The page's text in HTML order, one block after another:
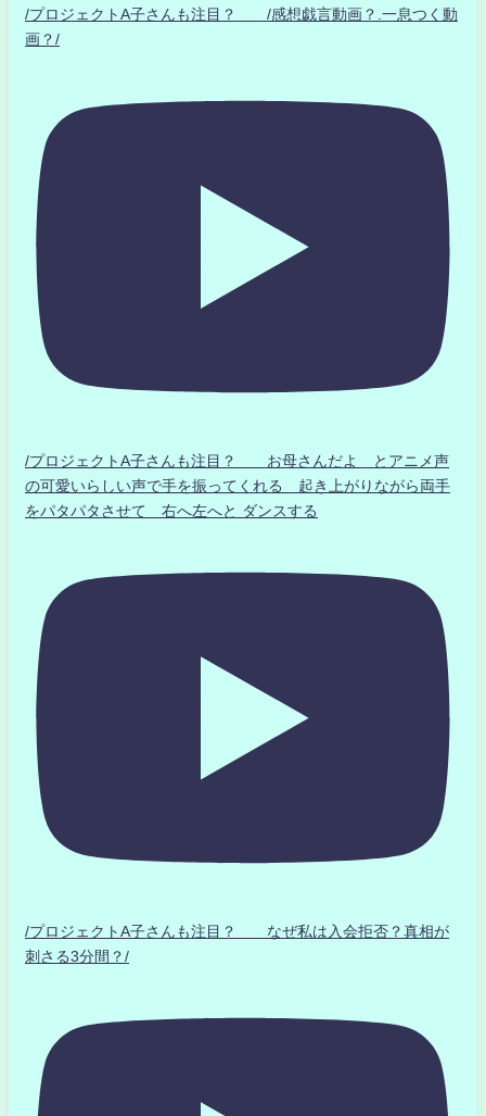
/プロジェクトA子さんも注目？ /感想戯言動画？.一息つく動
画？/
/プロジェクトA子さんも注目？ お母さんだよ とアニメ声
の可愛いらしい声で手を振ってくれる 起き上がりながら両手
をパタパタさせて 右へ左へと ダンスする
/プロジェクトA子さんも注目？ なぜ私は入会拒否？真相が
刺さる3分間？/